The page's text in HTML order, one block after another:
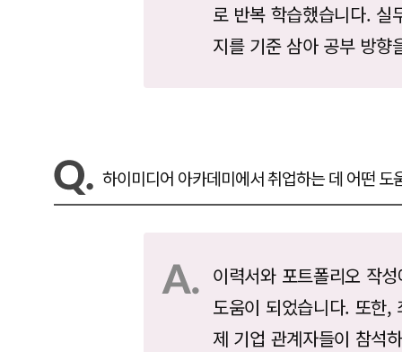
로 반복 학습했습니다. 실
지를 기준 삼아 공부 방향
하이미디어 아카데미에서 취업하는 데 어떤 도
이력서와 포트폴리오 작
도움이 되었습니다. 또한,
제 기업 관계자들이 참석